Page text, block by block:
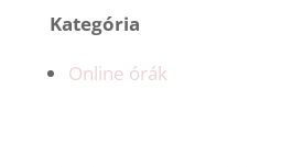
Kategória
Online órák